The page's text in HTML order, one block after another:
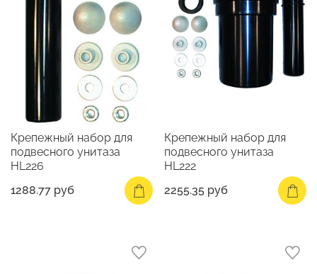
Крепежный набор для
подвесного унитаза
HL226
1288.77 руб
Крепежный набор для
подвесного унитаза
HL222
2255.35 руб